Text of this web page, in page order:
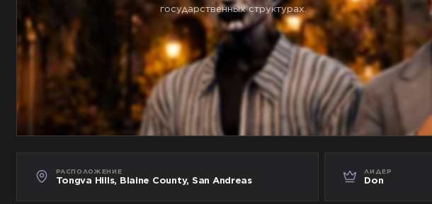
государственных структурах.
РАСПОЛОЖЕНИЕ
Tongva Hills, Blaine County, San Andreas
ЛИДЕР
Don